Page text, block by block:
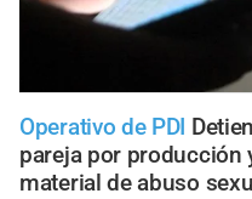
Operativo de PDI
pareja por producción
material de abuso